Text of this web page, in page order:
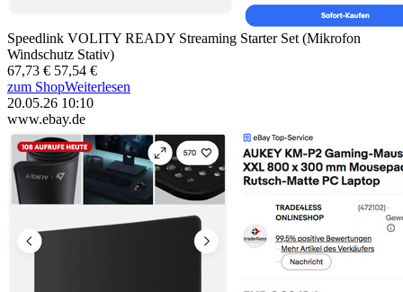
Speedlink VOLITY READY Streaming Starter Set (Mikrofon
Windschutz Stativ)
67,73 € 57,54 €
zum ShopWeiterlesen
20.05.26 10:10
www.ebay.de